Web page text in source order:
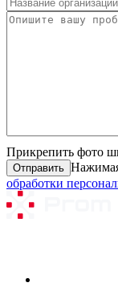
Прикрепить фото
обработки